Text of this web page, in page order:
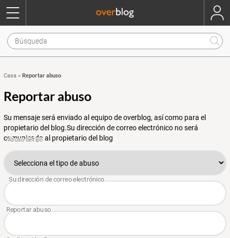
Casa » Reportar abuso
Reportar abuso
Su mensaje será enviado al equipo de overblog, así como para el
propietario del blog.Su dirección de correo electrónico no será
comunicada al propietario del blog